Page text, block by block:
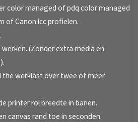
color managed of pdq color managed
of Canon icc profielen.
(Zonder extra media en
the werklast over twee of meer
printer rol breedte in banen.
canvas rand toe in seconden.